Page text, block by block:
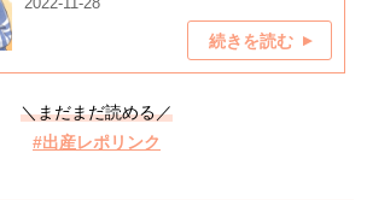
続きを読む
＼まだまだ読める／
#出産レポリンク